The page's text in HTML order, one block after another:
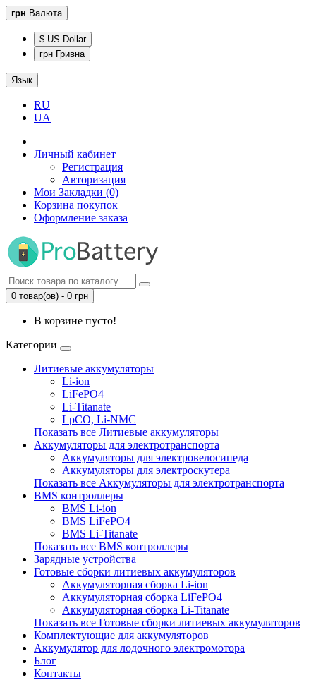
грн Валюта
$ US Dollar
грн Гривна
Язык
RU
UA
Личный кабинет
Регистрация
Авторизация
Мои Закладки (0)
Корзина покупок
Оформление заказа
0 товар(ов) - 0 грн
В корзине пусто!
Категории
Литиевые аккумуляторы
Li-ion
LiFePO4
Li-Titanate
LpCO, Li-NMC
Показать все Литиевые аккумуляторы
Аккумуляторы для электротранспорта
Аккумуляторы для электровелосипеда
Аккумуляторы для электроскутера
Показать все Аккумуляторы для электротранспорта
BMS контроллеры
BMS Li-ion
BMS LiFePO4
BMS Li-Titanate
Показать все BMS контроллеры
Зарядные устройства
Готовые сборки литиевых аккумуляторов
Аккумуляторная сборка Li-ion
Аккумуляторная сборка LiFePO4
Аккумуляторная сборка Li-Titanate
Показать все Готовые сборки литиевых аккумуляторов
Комплектующие для аккумуляторов
Аккумулятор для лодочного электромотора
Блог
Контакты